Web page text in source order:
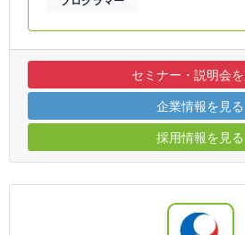
セミナー・説明会
企業情報を見る
採用情報を見る